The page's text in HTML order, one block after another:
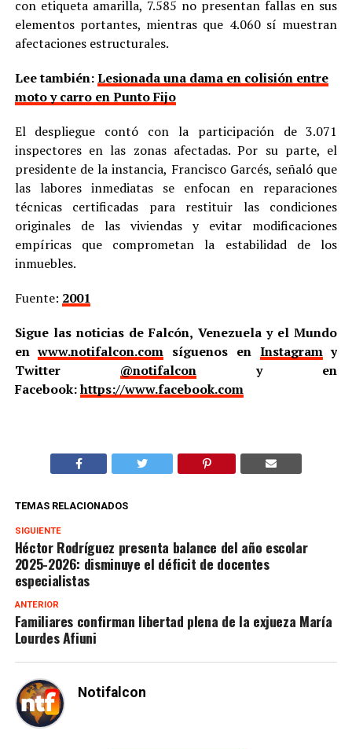
con etiqueta amarilla, 7.585 no presentan fallas en sus
elementos portantes, mientras que 4.060 sí muestran
afectaciones estructurales.
Lee también:Lesionada una dama en colisión entre
moto y carro en Punto Fijo
El despliegue contó con la participación de 3.071
inspectores en las zonas afectadas. Por su parte, el
presidente de la instancia, Francisco Garcés, señaló que
las labores inmediatas se enfocan en reparaciones
técnicas certificadas para restituir las condiciones
originales de las viviendas y evitar modificaciones
empíricas que comprometan la estabilidad de los
inmuebles.
Fuente: 2001
Sigue las noticias de Falcón, Venezuela y el Mundo
enwww.notifalcon.com síguenos en Instagramy
Twitter @notifalcony en
Facebook:https://www.facebook.com
TEMAS RELACIONADOS
SIGUIENTE
Héctor Rodríguez presenta balance del año escolar
2025-2026: disminuye el déficit de docentes
especialistas
ANTERIOR
Familiares confirman libertad plena de la exjueza María
Lourdes Afiuni
Notifalcon